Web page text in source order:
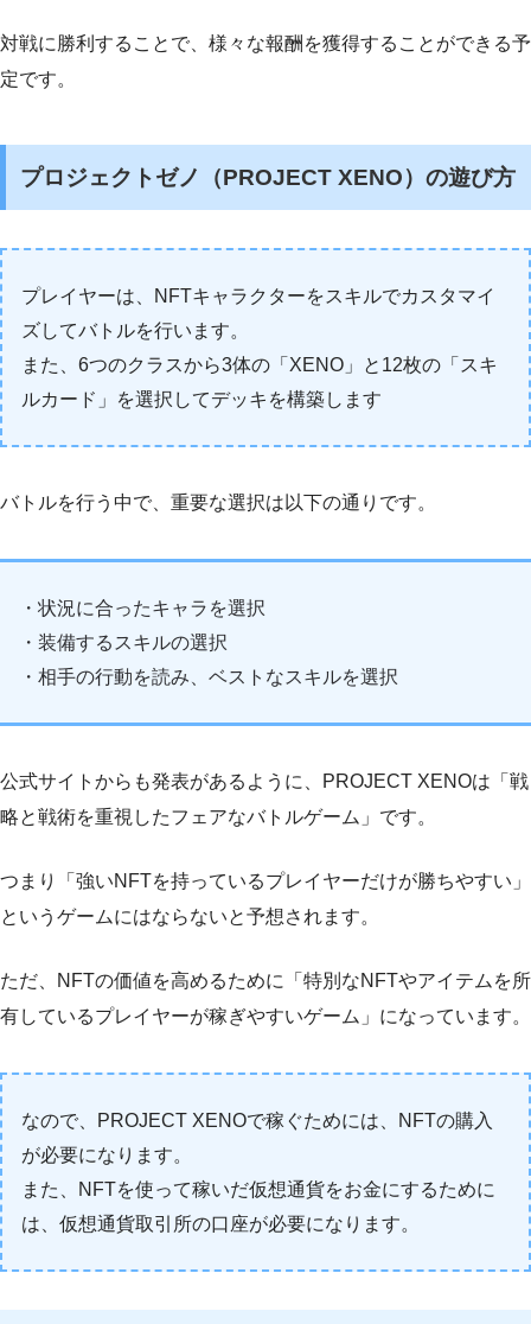
対戦に勝利することで、様々な報酬を獲得することができる予
定です。
プロジェクトゼノ（PROJECT XENO）の遊び方
プレイヤーは、NFTキャラクターをスキルでカスタマイ
ズしてバトルを行います。
また、6つのクラスから3体の「XENO」と12枚の「スキ
ルカード」を選択してデッキを構築します
バトルを行う中で、重要な選択は以下の通りです。
・状況に合ったキャラを選択
・装備するスキルの選択
・相手の行動を読み、ベストなスキルを選択
公式サイトからも発表があるように、PROJECT XENOは「戦
略と戦術を重視したフェアなバトルゲーム」です。
つまり「強いNFTを持っているプレイヤーだけが勝ちやすい」
というゲームにはならないと予想されます。
ただ、NFTの価値を高めるために「特別なNFTやアイテムを所
有しているプレイヤーが稼ぎやすいゲーム」になっています。
なので、PROJECT XENOで稼ぐためには、NFTの購入
が必要になります。
また、NFTを使って稼いだ仮想通貨をお金にするために
は、仮想通貨取引所の口座が必要になります。